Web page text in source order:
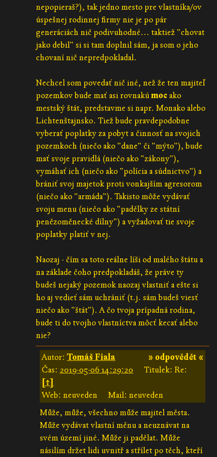
nepopieraš?), tak jedno mesto pre vlastníka/ov
úspešnej rodinnej firmy nie je po pár
generáciách nič podivuhodné... taktiež "chovat
jako debil" si si tam doplnil sám, ja som o jeho
chovaní nič nepredpokladal.
Nechcel som povedať nič iné, než že ten majiteľ
pozemkov bude mať asi rovnakúmocako
mestský štát, predstavme si napr. Monako alebo
Lichtenštajnsko. Tiež bude pravdepodobne
vyberať poplatky za pobyt a činnosť na svojich
pozemkoch (niečo ako "dane" či "mýto"), bude
mať svoje pravidlá (niečo ako "zákony"),
vymáhať ich (niečo ako "polícia a súdnictvo") a
brániť svoj majetok proti vonkajším agresorom
(niečo ako "armáda"). Takisto môže vydávať
svoju menu (niečo ako "padělky ze státní
penězoměnecké dílny") a vyžadovať tie svoje
poplatky platiť v nej.
Naozaj - čím sa toto reálne líši od malého štátu a
na základe čoho predpokladáš, že práve ty
budeš nejaký pozemok naozaj vlastniť a ešte si
ho aj vedieť sám uchrániť (t.j. sám budeš viesť
niečo ako "štát"). A čo tvoja prípadná rodina,
bude ti do tvojho vlastníctva môcť kecať alebo
nie?
» odpovědět «
Autor:Tomáš Fiala
Čas: 2019-05-06 14:29:20
Titulek: Re:
[↑]
Web: neuveden
Mail: neuveden
Může, může, všechno může majitel města.
Může vydávat vlastní měnu a neuznávat na
svém území jiné. Může ji padělat. Může
násilím držet lidi uvnitř a střílet po těch, kteří